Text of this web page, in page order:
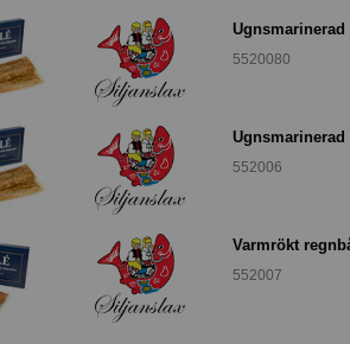
5520080
552006
Varmrökt
552007